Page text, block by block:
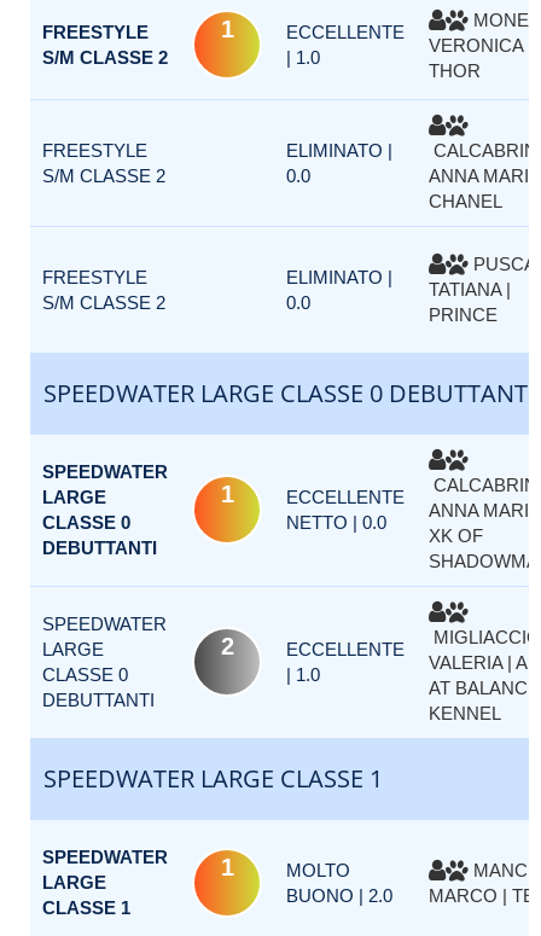
FREESTYLE
S/M CLASSE 2
1
ECCELLENTE
| 1.0
MONEA
VERONICA |
THOR
FREESTYLE
S/M CLASSE 2
ELIMINATO |
0.0
CALCABRINI
ANNA
CHANEL
FREESTYLE
S/M CLASSE 2
ELIMINATO |
0.0
TATIANA |
PRINCE
SPEEDWATER LARGE CLASSE 0 DEBUTTANTI
SPEEDWATER
LARGE
CLASSE 0
DEBUTTANTI
1
ECCELLENTE
NETTO | 0.0
CALCABRINI
ANNA
XK OF
SPEEDWATER
LARGE
CLASSE 0
DEBUTTANTI
2
ECCELLENTE
| 1.0
MIGLIACCIO
VALERIA |
AT BALANCE
KENNEL
SPEEDWATER LARGE CLASSE 1
SPEEDWATER
LARGE
CLASSE 1
1
MOLTO
BUONO | 2.0
MARCO |